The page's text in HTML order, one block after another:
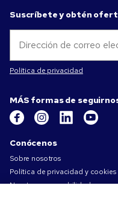
Suscríbete y obtén
Política de privacidad
MÁS formas de
Conócenos
Sobre nosotros
Política de privacidad y cookies
Nuestra responsabilidad